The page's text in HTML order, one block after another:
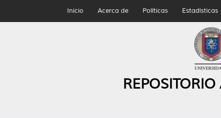
Inicio Acerca de Políticas Estadísticas